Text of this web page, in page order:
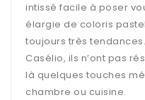
intissé facile à poser
élargie de coloris
toujours très
Casélio, ils n’ont pas
là quelques touches
chambre ou cuisine.